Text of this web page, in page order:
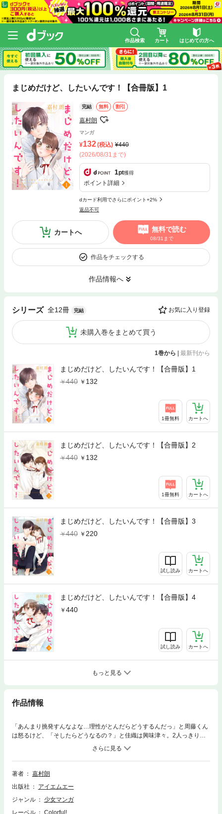
作品検索 カート はじめての方へ
まじめだけど、したいんです！【合冊版】1
完結 無料 割引
嘉村朗
マンガ
132(税込)
440
(2026/08/31まで)
1pt獲得
ポイント詳細
dカード利用でさらにポイント+2%
返品不可
カートへ 無料で読む
08/31まで
作品をチェックする
作品情報へ
シリーズ 全12冊 完結 お気に入り登録
未購入巻をまとめて買う
1巻から 最新刊から
まじめだけど、したいんです！【合冊版】1
440
132
1冊無料 カートへ
まじめだけど、したいんです！【合冊版】2
440
132
1冊無料 カートへ
まじめだけど、したいんです！【合冊版】3
440
220
試し読み カートへ
まじめだけど、したいんです！【合冊版】4
440
試し読み カートへ
もっと見る
作品情報
「あんまり挑発すんなよな…理性がとんだらどうするんだっ」と周藤くん
は怒るけど、「そしたらどうなるの？」と佳織は興味津々。2人っきりの
部屋で無意識に挑発する佳織に周藤くんは…「周藤くん…もしかして感じ
てるの？」佳織は真っすぐな瞳で周藤くんを見つめる。その時、周藤くん
は…超優等生カップルの恋の行方は？合冊版限定描き下ろしおまけマンガ
付き（「まじめだけど、したいんです！」1話～4話収録されています）
著者
嘉村朗
出版社
アイエムエー
ジャンル
少女マンガ